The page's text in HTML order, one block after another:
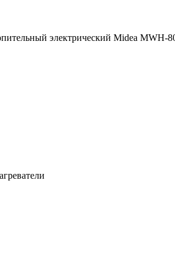
электрический Midea MWH-